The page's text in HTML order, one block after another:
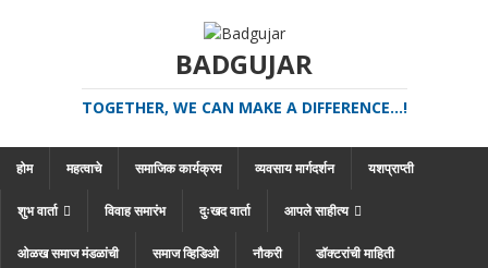
BADGUJAR
TOGETHER, WE CAN MAKE A DIFFERENCE...!
होम महत्वाचे समाजिक कार्यक्रम व्यवसाय मार्गदर्शन यशप्राप्ती
शुभ वार्ता विवाह समारंभ दुःखद वार्ता आपले साहीत्य
ओळख समाज मंडळांची समाज व्हिडिओ नौकरी डॉक्टरांची माहिती